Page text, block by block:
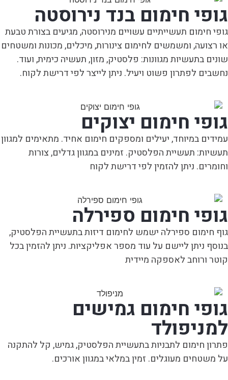
גופי חימום בנד נירוסטה
גופי חימום תעשייתיים עשויים מנירוסטה, מגיעים בצורת טבעת
או רצועה, ומשמשים לחימום צינורות, מיכלים, מכונות ומשטחים
שונים בתעשיות מגוונות: פלסטיק, מזון, תעשיה כימית, ועוד.
נחשבים לפתרון פשוט ויעיל. ניתן לייצר לפי דרישת לקוח.
גופי חימום יצוקים
עמידים במיוחד, יעילים ומספקים חימום אחיד. מתאימים למגוון
תעשיות: תעשיית הפלסטיק. זמינים במגוון גדלים, צורות
וחומרים. ניתן להזמין לפי דרישת לקוח
גופי חימום ספירלה
גוף חימום ספירלה ישמש לחימום דיזות בתעשיית הפלסטיק,
בנוסף ניתן ליישם על עוד מספר אפליקציות. ניתן להזמין בכל
קוטר ורוחב לאספקה מיידית
גופי חימום גמישים
למניפולד
פתרון חימום לתבניות בתעשיית הפלסטיק, גמיש, קל להתקנה
על משטחים מעוגלים. זמין במלאי במגוון אורכים.